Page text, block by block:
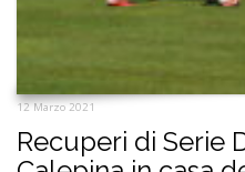
12 Marzo 2021
Recuperi di Serie